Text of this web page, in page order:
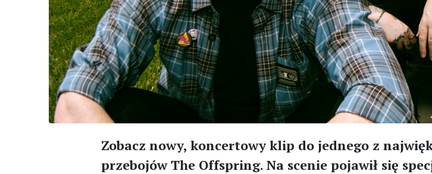
Zobacz nowy, koncertowy klip do jednego z
przebojów The Offspring. Na scenie pojawił się